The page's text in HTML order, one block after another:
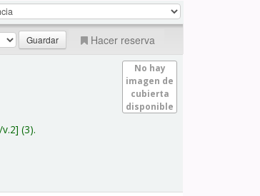
Hacer reserva
No hay
imagen de
cubierta
disponible
(3).